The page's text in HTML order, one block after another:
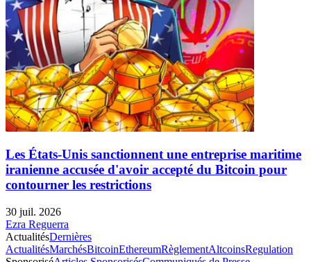
Les États-Unis sanctionnent une entreprise maritime
iranienne accusée d'avoir accepté du Bitcoin pour
contourner les restrictions
30 juil. 2026
Ezra Reguerra
ActualitésDernières
ActualitésMarchésBitcoinEthereumRèglementAltcoinsRegulation